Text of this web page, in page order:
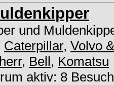
und
Caterpillar, Volvo
, Bell, Komatsu
aktiv: 8